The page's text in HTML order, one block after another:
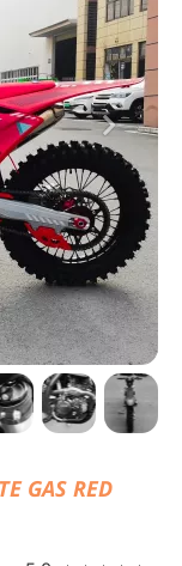
GAS RED